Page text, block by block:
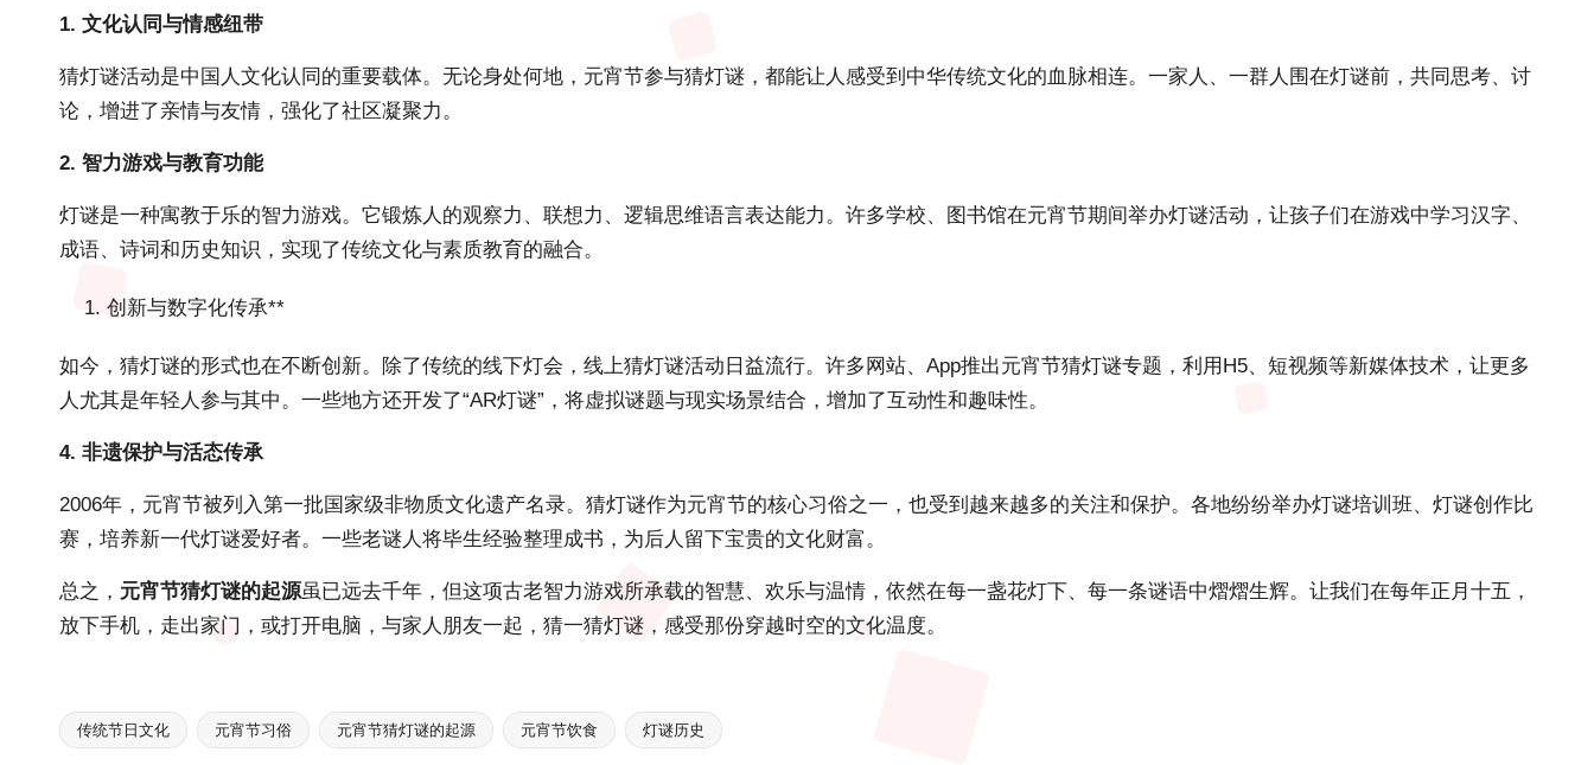
1. 文化认同与情感纽带
猜灯谜活动是中国人文化认同的重要载体。无论身处何地，元宵节参与猜灯谜，都能让人感受到中华传统文化的血脉相连。一家人、一群人围在灯谜前，共同思考、讨
论，增进了亲情与友情，强化了社区凝聚力。
2. 智力游戏与教育功能
灯谜是一种寓教于乐的智力游戏。它锻炼人的观察力、联想力、逻辑思维语言表达能力。许多学校、图书馆在元宵节期间举办灯谜活动，让孩子们在游戏中学习汉字、
成语、诗词和历史知识，实现了传统文化与素质教育的融合。
创新与数字化传承**
如今，猜灯谜的形式也在不断创新。除了传统的线下灯会，线上猜灯谜活动日益流行。许多网站、App推出元宵节猜灯谜专题，利用H5、短视频等新媒体技术，让更多
人尤其是年轻人参与其中。一些地方还开发了“AR灯谜”，将虚拟谜题与现实场景结合，增加了互动性和趣味性。
4. 非遗保护与活态传承
2006年，元宵节被列入第一批国家级非物质文化遗产名录。猜灯谜作为元宵节的核心习俗之一，也受到越来越多的关注和保护。各地纷纷举办灯谜培训班、灯谜创作比
赛，培养新一代灯谜爱好者。一些老谜人将毕生经验整理成书，为后人留下宝贵的文化财富。
总之， 元宵节猜灯谜的起源虽已远去千年，但这项古老智力游戏所承载的智慧、欢乐与温情，依然在每一盏花灯下、每一条谜语中熠熠生辉。让我们在每年正月十五，
放下手机，走出家门，或打开电脑，与家人朋友一起，猜一猜灯谜，感受那份穿越时空的文化温度。
Tags:
传统节日文化 元宵节习俗 元宵节猜灯谜的起源 元宵节饮食 灯谜历史